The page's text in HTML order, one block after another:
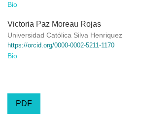
Bio
Victoria Paz Moreau Rojas
Universidad Católica Silva Henriquez
https://orcid.org/0000-0002-5211-1170
Bio
PDF